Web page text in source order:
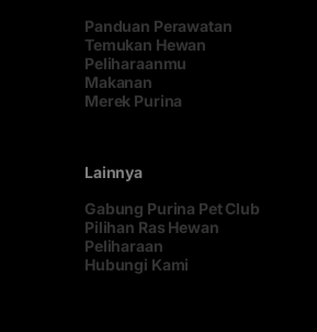
Panduan Perawatan
Temukan Hewan
Peliharaanmu
Makanan
Merek Purina
Lainnya
Gabung Purina Pet Club
Pilihan Ras Hewan
Peliharaan
Hubungi Kami